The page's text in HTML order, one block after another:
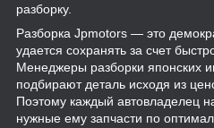
разборку.
Разборка Jpmotors — это
удается сохранять за счет
Менеджеры разборки японских
подбирают деталь исходя из
Поэтому каждый автовладелец
нужные ему запчасти по